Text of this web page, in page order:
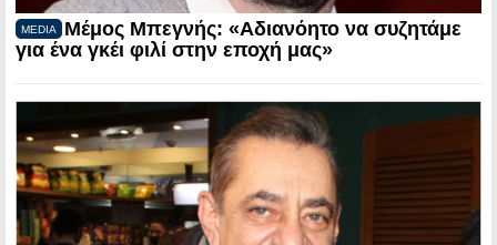
MEDIA
Μέμος Μπεγνής: «Αδιανόητο να συζητάμε
για ένα γκέι φιλί στην εποχή μας»